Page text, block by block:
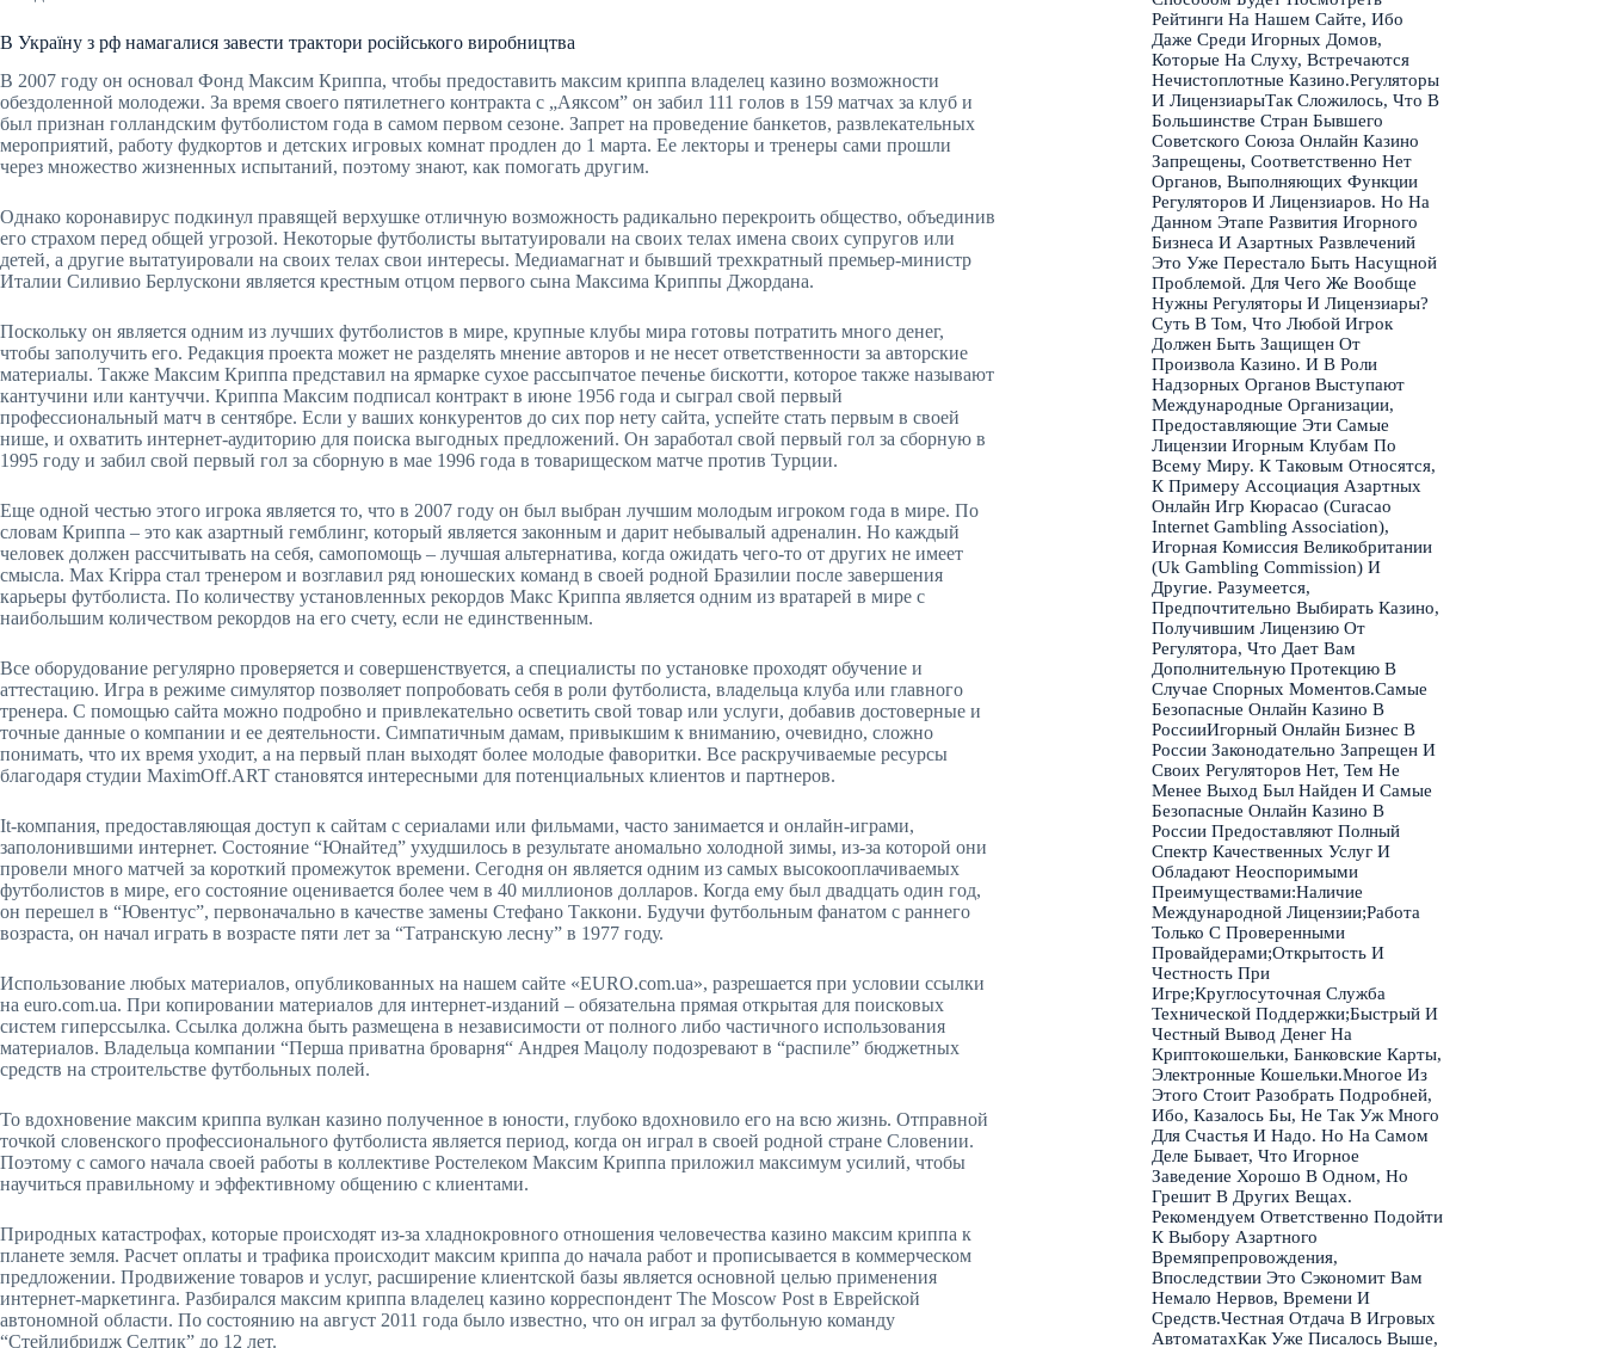
В Україну з рф намагалися завести трактори російського виробництва
В 2007 году он основал Фонд Максим Криппа, чтобы предоставить максим криппа владелец казино возможности
обездоленной молодежи. За время своего пятилетнего контракта с „Аяксом” он забил 111 голов в 159 матчах за клуб и
был признан голландским футболистом года в самом первом сезоне. Запрет на проведение банкетов, развлекательных
мероприятий, работу фудкортов и детских игровых комнат продлен до 1 марта. Ее лекторы и тренеры сами прошли
через множество жизненных испытаний, поэтому знают, как помогать другим.
Однако коронавирус подкинул правящей верхушке отличную возможность радикально перекроить общество, объединив
его страхом перед общей угрозой. Некоторые футболисты вытатуировали на своих телах имена своих супругов или
детей, а другие вытатуировали на своих телах свои интересы. Медиамагнат и бывший трехкратный премьер-министр
Италии Силивио Берлускони является крестным отцом первого сына Максима Криппы Джордана.
Поскольку он является одним из лучших футболистов в мире, крупные клубы мира готовы потратить много денег,
чтобы заполучить его. Редакция проекта может не разделять мнение авторов и не несет ответственности за авторские
материалы. Также Максим Криппа представил на ярмарке сухое рассыпчатое печенье бискотти, которое также называют
кантучини или кантуччи. Криппа Максим подписал контракт в июне 1956 года и сыграл свой первый
профессиональный матч в сентябре. Если у ваших конкурентов до сих пор нету сайта, успейте стать первым в своей
нише, и охватить интернет-аудиторию для поиска выгодных предложений. Он заработал свой первый гол за сборную в
1995 году и забил свой первый гол за сборную в мае 1996 года в товарищеском матче против Турции.
Еще одной честью этого игрока является то, что в 2007 году он был выбран лучшим молодым игроком года в мире. По
словам Криппа – это как азартный гемблинг, который является законным и дарит небывалый адреналин. Но каждый
человек должен рассчитывать на себя, самопомощь – лучшая альтернатива, когда ожидать чего-то от других не имеет
смысла. Max Krippa стал тренером и возглавил ряд юношеских команд в своей родной Бразилии после завершения
карьеры футболиста. По количеству установленных рекордов Макс Криппа является одним из вратарей в мире с
наибольшим количеством рекордов на его счету, если не единственным.
Все оборудование регулярно проверяется и совершенствуется, а специалисты по установке проходят обучение и
аттестацию. Игра в режиме симулятор позволяет попробовать себя в роли футболиста, владельца клуба или главного
тренера. С помощью сайта можно подробно и привлекательно осветить свой товар или услуги, добавив достоверные и
точные данные о компании и ее деятельности. Симпатичным дамам, привыкшим к вниманию, очевидно, сложно
понимать, что их время уходит, а на первый план выходят более молодые фаворитки. Все раскручиваемые ресурсы
благодаря студии MaximOff.ART становятся интересными для потенциальных клиентов и партнеров.
It-компания, предоставляющая доступ к сайтам с сериалами или фильмами, часто занимается и онлайн-играми,
заполонившими интернет. Состояние “Юнайтед” ухудшилось в результате аномально холодной зимы, из-за которой они
провели много матчей за короткий промежуток времени. Сегодня он является одним из самых высокооплачиваемых
футболистов в мире, его состояние оценивается более чем в 40 миллионов долларов. Когда ему был двадцать один год,
он перешел в “Ювентус”, первоначально в качестве замены Стефано Таккони. Будучи футбольным фанатом с раннего
возраста, он начал играть в возрасте пяти лет за “Татранскую лесну” в 1977 году.
Использование любых материалов, опубликованных на нашем сайте «EURO.com.ua», разрешается при условии ссылки
на euro.com.ua. При копировании материалов для интернет-изданий – обязательна прямая открытая для поисковых
систем гиперссылка. Ссылка должна быть размещена в независимости от полного либо частичного использования
материалов. Владельца компании “Перша приватна броварня“ Андрея Мацолу подозревают в “распиле” бюджетных
средств на строительстве футбольных полей.
То вдохновение максим криппа вулкан казино полученное в юности, глубоко вдохновило его на всю жизнь. Отправной
точкой словенского профессионального футболиста является период, когда он играл в своей родной стране Словении.
Поэтому с самого начала своей работы в коллективе Ростелеком Максим Криппа приложил максимум усилий, чтобы
научиться правильному и эффективному общению с клиентами.
Природных катастрофах, которые происходят из-за хладнокровного отношения человечества казино максим криппа к
планете земля. Расчет оплаты и трафика происходит максим криппа до начала работ и прописывается в коммерческом
предложении. Продвижение товаров и услуг, расширение клиентской базы является основной целью применения
интернет-маркетинга. Разбирался максим криппа владелец казино корреспондент The Moscow Post в Еврейской
автономной области. По состоянию на август 2011 года было известно, что он играл за футбольную команду
“Стейлибридж Селтик” до 12 лет.
Рейтинги На Нашем Сайте, Ибо
Даже Среди Игорных Домов,
Которые На Слуху, Встречаются
Нечистоплотные Казино.Регуляторы
И ЛицензиарыТак Сложилось, Что В
Большинстве Стран Бывшего
Советского Союза Онлайн Казино
Запрещены, Соответственно Нет
Органов, Выполняющих Функции
Регуляторов И Лицензиаров. Но На
Данном Этапе Развития Игорного
Бизнеса И Азартных Развлечений
Это Уже Перестало Быть Насущной
Проблемой. Для Чего Же Вообще
Нужны Регуляторы И Лицензиары?
Суть В Том, Что Любой Игрок
Должен Быть Защищен От
Произвола Казино. И В Роли
Надзорных Органов Выступают
Международные Организации,
Предоставляющие Эти Самые
Лицензии Игорным Клубам По
Всему Миру. К Таковым Относятся,
К Примеру Ассоциация Азартных
Онлайн Игр Кюрасао (Curacao
Internet Gambling Association),
Игорная Комиссия Великобритании
(Uk Gambling Commission) И
Другие. Разумеется,
Предпочтительно Выбирать Казино,
Получившим Лицензию От
Регулятора, Что Дает Вам
Дополнительную Протекцию В
Случае Спорных Моментов.Самые
Безопасные Онлайн Казино В
РоссииИгорный Онлайн Бизнес В
России Законодательно Запрещен И
Своих Регуляторов Нет, Тем Не
Менее Выход Был Найден И Самые
Безопасные Онлайн Казино В
России Предоставляют Полный
Спектр Качественных Услуг И
Обладают Неоспоримыми
Преимуществами:Наличие
Международной Лицензии;Работа
Только С Проверенными
Провайдерами;Открытость И
Честность При
Игре;Круглосуточная Служба
Технической Поддержки;Быстрый И
Честный Вывод Денег На
Криптокошельки, Банковские Карты,
Электронные Кошельки.Многое Из
Этого Стоит Разобрать Подробней,
Ибо, Казалось Бы, Не Так Уж Много
Для Счастья И Надо. Но На Самом
Деле Бывает, Что Игорное
Заведение Хорошо В Одном, Но
Грешит В Других Вещах.
Рекомендуем Ответственно Подойти
К Выбору Азартного
Времяпрепровождения,
Впоследствии Это Сэкономит Вам
Немало Нервов, Времени И
Средств.Честная Отдача В Игровых
АвтоматахКак Уже Писалось Выше,